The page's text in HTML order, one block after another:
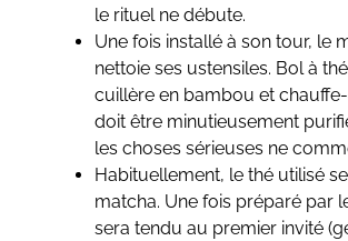
le rituel ne débute.
Une fois installé à son tour, le
nettoie ses ustensiles. Bol à
cuillère en bambou et
doit être minutieusement
les choses sérieuses ne
Habituellement, le thé utilisé
matcha. Une fois préparé par
sera tendu au premier invité